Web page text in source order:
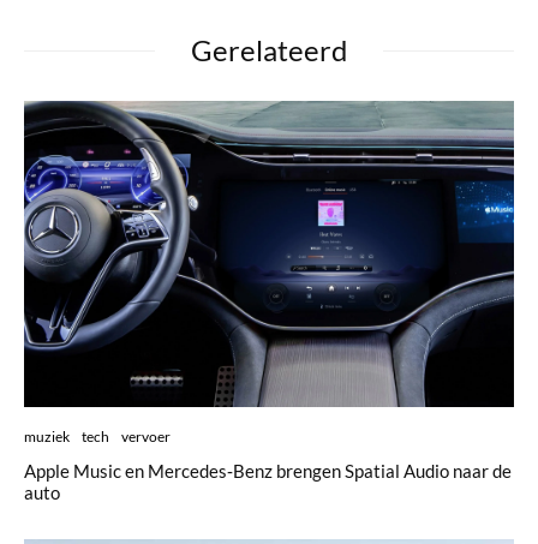
Gerelateerd
muziek tech vervoer
Apple Music en Mercedes‑Benz brengen Spatial Audio naar de
auto